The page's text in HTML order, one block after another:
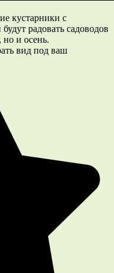
кустарники с
радовать садоводов
но и осень.
вид под ваш